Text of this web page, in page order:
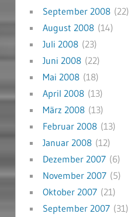
September 2008(22)
August 2008(14)
Juli 2008(23)
Juni 2008(22)
Mai 2008(18)
April 2008(13)
März 2008(13)
Februar 2008(13)
Januar 2008(12)
Dezember 2007(6)
November 2007(5)
Oktober 2007(21)
September 2007(31)